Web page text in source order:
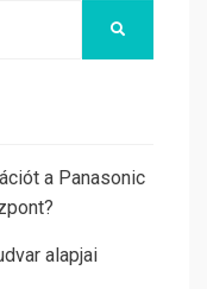
a Panasonic
alapjai